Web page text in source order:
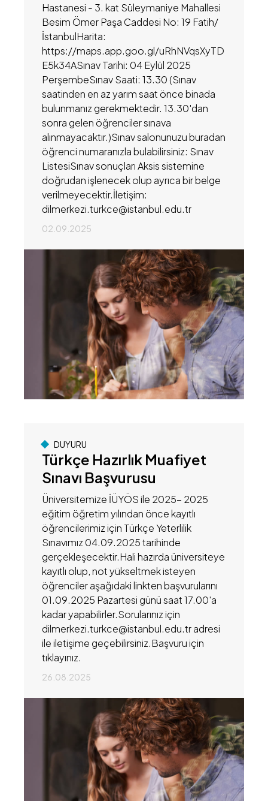
Hastanesi - 3. kat Süleymaniye Mahallesi
Besim Ömer Paşa Caddesi No: 19 Fatih/
İstanbulHarita:
https://maps.app.goo.gl/uRhNVqsXyTD
E5k34ASınav Tarihi: 04 Eylül 2025
PerşembeSınav Saati: 13.30 (Sınav
saatinden en az yarım saat önce binada
bulunmanız gerekmektedir. 13.30'dan
sonra gelen öğrenciler sınava
alınmayacaktır.)Sınav salonunuzu buradan
öğrenci numaranızla bulabilirsiniz: Sınav
ListesiSınav sonuçları Aksis sistemine
doğrudan işlenecek olup ayrıca bir belge
verilmeyecektir.İletişim:
dilmerkezi.turkce@istanbul.edu.tr
02.09.2025
DUYURU
Türkçe Hazırlık Muafiyet
Sınavı Başvurusu
Üniversitemize İÜYÖS ile 2025- 2025
eğitim öğretim yılından önce kayıtlı
öğrencilerimiz için Türkçe Yeterlilik
Sınavımız 04.09.2025 tarihinde
gerçekleşecektir.Hali hazırda üniversiteye
kayıtlı olup, not yükseltmek isteyen
öğrenciler aşağıdaki linkten başvurularını
01.09.2025 Pazartesi günü saat 17.00'a
kadar yapabilirler.Sorularınız için
dilmerkezi.turkce@istanbul.edu.tr adresi
ile iletişime geçebilirsiniz.Başvuru için
tıklayınız.
26.08.2025